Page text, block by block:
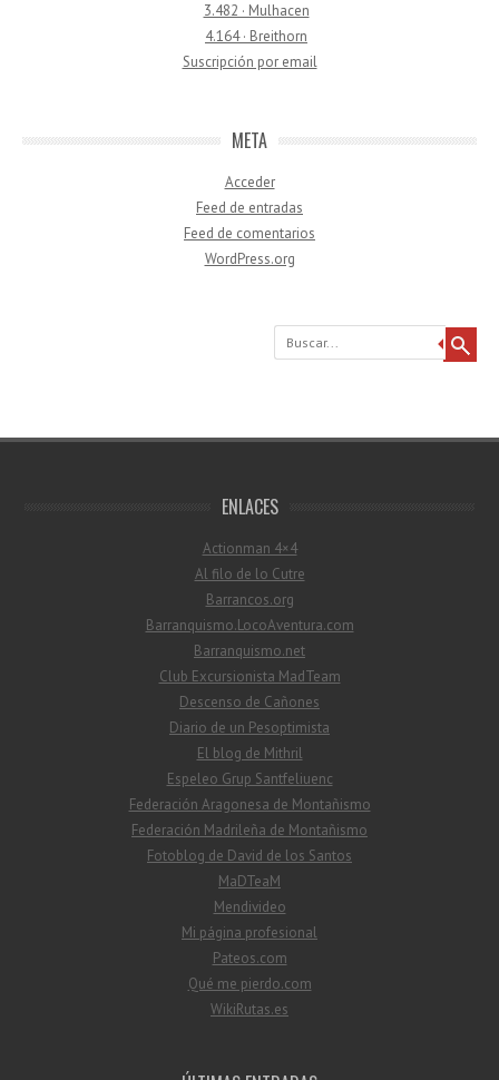
3.482 · Mulhacen
4.164 · Breithorn
Suscripción por email
META
Acceder
Feed de entradas
Feed de comentarios
WordPress.org
Buscar
ENLACES
Actionman 4×4
Al filo de lo Cutre
Barrancos.org
Barranquismo.LocoAventura.com
Barranquismo.net
Club Excursionista MadTeam
Descenso de Cañones
Diario de un Pesoptimista
El blog de Mithril
Espeleo Grup Santfeliuenc
Federación Aragonesa de Montañismo
Federación Madrileña de Montañismo
Fotoblog de David de los Santos
MaDTeaM
Mendivideo
Mi página profesional
Pateos.com
Qué me pierdo.com
WikiRutas.es